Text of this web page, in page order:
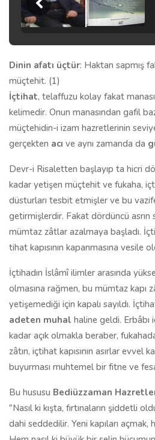
Dinin afatı üçtür: Haktan sapmış
müçtehit. (1)
İçtihat, telaffuzu kolay fakat
kelimedir. Onun manasından gafil
müçtehidin-i izam hazretleri­nin
gerçekten acı ve aynı zamanda da
Devr-i Risaletten başlayıp ta hicri
kadar yeti­şen müçtehit ve fukaha,
düsturları tesbit etmişler ve bu
getirmişlerdir. Fakat dördüncü asrın
mümtaz zâtlar azalmaya başladı.
tihat kapısının kapanmasına vesile
İçtihadın İslâmî ilimler arasında
olmasına rağmen, bu mümtaz kapı
yetişemediği için kapalı sayıldı.
adeten muhal haline geldi. Erbâbı
kadar açık olmakla beraber,
zâtın, içtihat kapısının asırlar evvel
buyurması muhtemel bir fitne ve
Bu hususu Bediüzzaman
"Nasıl ki kışta, fırtınaların şiddetli
dahi seddedilir. Yeni ka­pıları açmak,